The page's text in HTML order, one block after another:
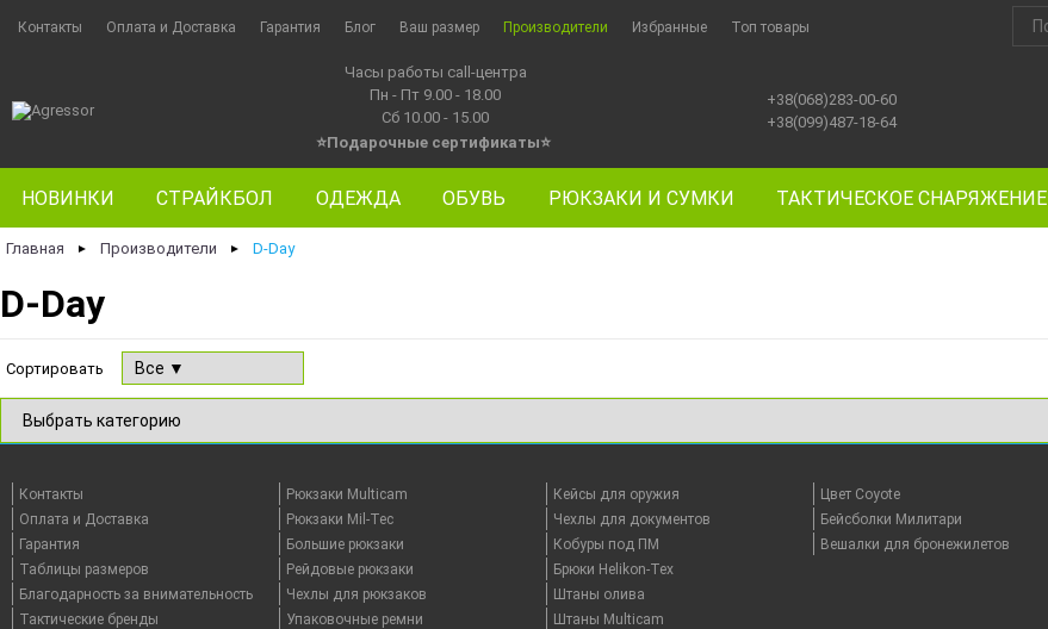
Контакты Оплата и Доставка Гарантия Блог Ваш размер Производители Избранные Топ товары
Часы работы call-центра
Пн - Пт 9.00 - 18.00
Сб 10.00 - 15.00
⭐Подарочные сертификаты⭐
+38(068)283-00-60
+38(099)487-18-64
НОВИНКИ СТРАЙКБОЛ ОДЕЖДА ОБУВЬ РЮКЗАКИ И СУМКИ ТАКТИЧЕСКОЕ СНАРЯЖЕНИЕ
Главная ► Производители ► D-Day
D-Day
Сортировать
Контакты
Оплата и Доставка
Гарантия
Таблицы размеров
Благодарность за внимательность
Тактические бренды
Рюкзаки Multicam
Рюкзаки Mil-Tec
Большие рюкзаки
Рейдовые рюкзаки
Чехлы для рюкзаков
Упаковочные ремни
Кейсы для оружия
Чехлы для документов
Кобуры под ПМ
Брюки Helikon-Tex
Штаны олива
Штаны Multicam
Цвет Coyote
Бейсболки Милитари
Вешалки для бронежилетов